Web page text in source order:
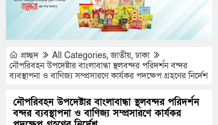
প্রচ্ছদ All Categories,জাতীয়,ঢাকা
নৌপরিবহন উপদেষ্টার বাংলাবান্ধা স্থলবন্দর পরিদর্শন বন্দর
ব্যবস্থাপনা ও বাণিজ্য সম্প্রসারণে কার্যকর পদক্ষেপ গ্রহণের নির্দেশ
নৌপরিবহন উপদেষ্টার বাংলাবান্ধা স্থলবন্দর পরিদর্শন
বন্দর ব্যবস্থাপনা ও বাণিজ্য সম্প্রসারণে কার্যকর